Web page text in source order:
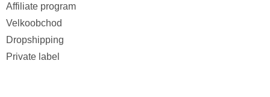
Affiliate program
Velkoobchod
Dropshipping
Private label